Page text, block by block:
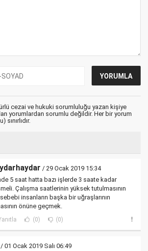
cezai ve hukuki sorumluluğu yazan kişiye
yorumlardan sorumlu değildir. Her bir yorum
/ 29 Ocak 2019 15:34
5 saat hatta bazı işlerde 3 saate kadar
Çalışma saatlerinin yüksek tutulmasının
insanların başka bir uğraşlarının
önüne geçmek.
(0) (0)
/ 01 Ocak 2019 Salı 06:49